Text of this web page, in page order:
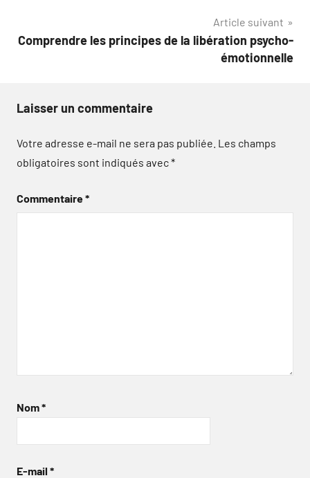
Article suivant
Comprendre les principes de la libération psycho-
émotionnelle
Laisser un commentaire
Votre adresse e-mail ne sera pas publiée. Les champs
obligatoires sont indiqués avec*
Commentaire*
Nom*
E-mail *